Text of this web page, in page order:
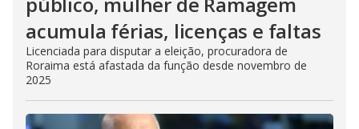
acumula férias, licenças e faltas
Licenciada para disputar a eleição, procuradora de
Roraima está afastada da função desde novembro de
2025